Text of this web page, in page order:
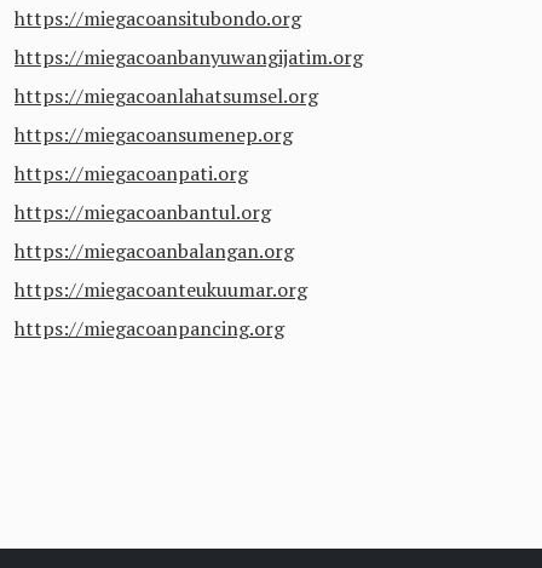
https://miegacoansitubondo.org
https://miegacoanbanyuwangijatim.org
https://miegacoanlahatsumsel.org
https://miegacoansumenep.org
https://miegacoanpati.org
https://miegacoanbantul.org
https://miegacoanbalangan.org
https://miegacoanteukuumar.org
https://miegacoanpancing.org